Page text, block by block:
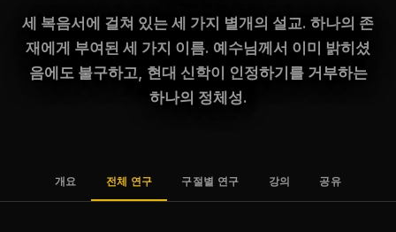
세 복음서에 걸쳐 있는 세 가지 별개의 설교. 하나의 존
재에게 부여된 세 가지 이름. 예수님께서 이미 밝히셨
음에도 불구하고, 현대 신학이 인정하기를 거부하는
하나의 정체성.
개요 전체 연구 구절별 연구 강의 공유